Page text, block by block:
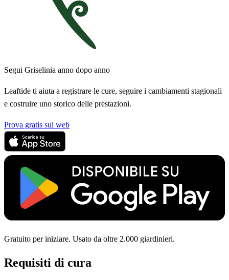
Segui Griselinia anno dopo anno
Leaftide ti aiuta a registrare le cure, seguire i cambiamenti stagionali
e costruire uno storico delle prestazioni.
Prova gratis sul web
Gratuito per iniziare. Usato da oltre 2.000 giardinieri.
Requisiti di cura